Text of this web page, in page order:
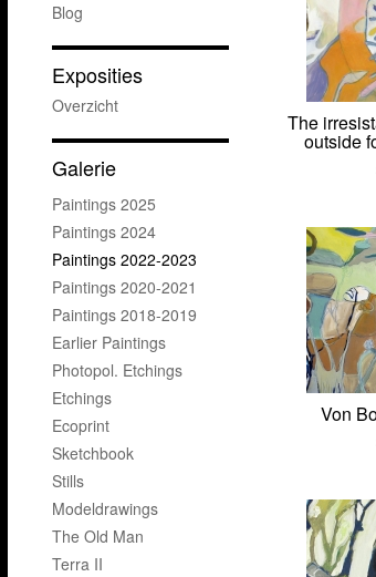
The
outside
Von
Blog
Exposities
Overzicht
Galerie
Paintings 2025
Paintings 2024
Paintings 2022-2023
Paintings 2020-2021
Paintings 2018-2019
Earlier Paintings
Photopol. Etchings
Etchings
Ecoprint
Sketchbook
Stills
Modeldrawings
The Old Man
Terra II